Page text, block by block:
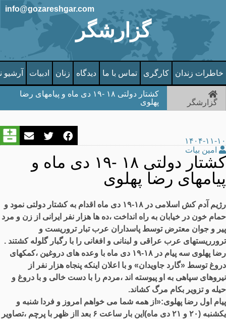
گزارشگر
info@gozareshgar.com
خاطرات زندان کارگری تماس با ما دیدگاه زنان ادبیات آرشیو
گزارشگر
کشتار دولتی ۱۸ -۱۹ دی ماه و پیامهای رضا
پهلوی
۱۴۰۴-۱۱-۱۰
امین بیات
کشتار دولتی ۱۸ -۱۹ دی ماه و
پیامهای رضا پهلوی
رژیم آدم کش اسلامی در ۱۸-۱۹ دی ماه اقدام به کشتار دولتی نمود و
حمام خون در خیابان به راه انداخت ،ده ها هزار نفر ایرانی از زن و مرد
پیر و جوان معترض توسط پاسداران عرب تبار تروریست و
ترورریستهای عرب عراقی و لبنانی و افغانی را با رگبار گلوله کشتند .
رضا پهلوی سه پیام در ۱۸-۱۹ دی ماه با وعده های دروغین ،کمکهای
دروغ توسط «گارد جاویدان» و با اعلان اینکه پنجاه هزار نفر از
نیروهای سپاهی به او پیوسته اند ،مردم را با دست خالی و با دروغ و
حیله و تزویر بکام مرگ کشاند.
پیام اول رضا پهلوی:«از همه شما می خواهم امروز و فردا شنبه و
یکشنبه (۲۰ و ۲۱ دی ماه)این بار ساعت ۶ بعد ااز ظهر با پرچم ،تصاویر